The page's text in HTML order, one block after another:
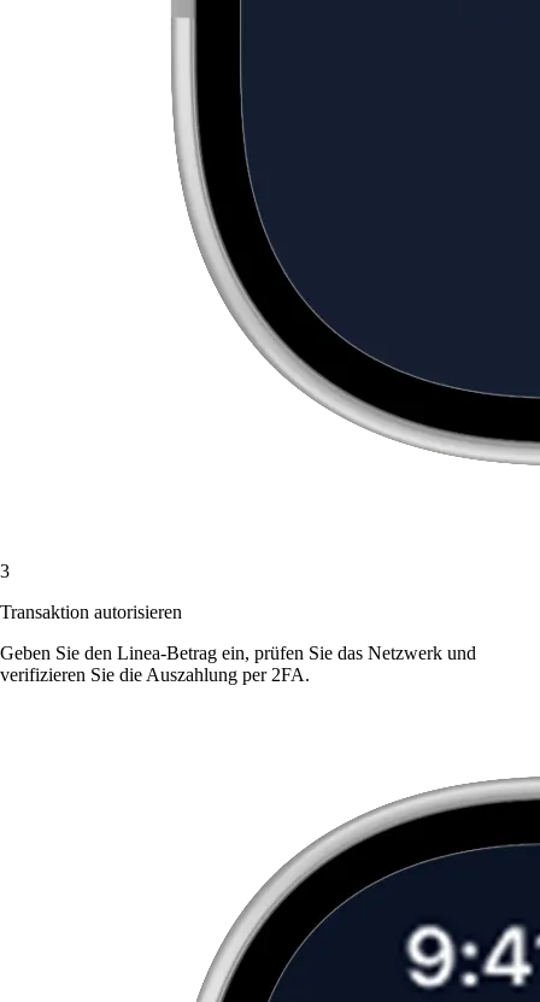
3
Transaktion autorisieren
Geben Sie den Linea-Betrag ein, prüfen Sie das Netzwerk und
verifizieren Sie die Auszahlung per 2FA.